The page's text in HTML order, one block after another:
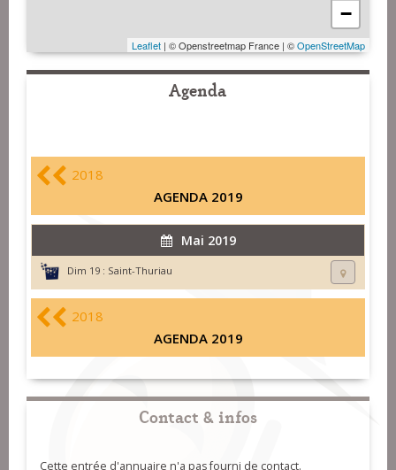
−
Leaflet | © Openstreetmap France | ©OpenStreetMap
Agenda
2018
AGENDA 2019
Mai 2019
Dim 19 : Saint-Thuriau
2018
AGENDA 2019
Contact & infos
Cette entrée d'annuaire n'a pas fourni de contact.